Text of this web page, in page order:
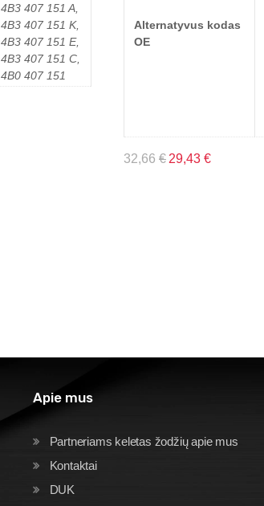
4B3 407 151 A,
4B3 407 151 K,
4B3 407 151 E,
4B3 407 151 C,
4B0 407 151
Alternatyvus kodas
OE
32,66 € 29,43 €
Apie mus
Partneriams keletas žodžių apie mus
Kontaktai
DUK